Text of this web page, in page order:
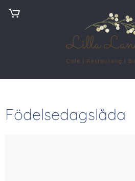
Födelsedagslåda